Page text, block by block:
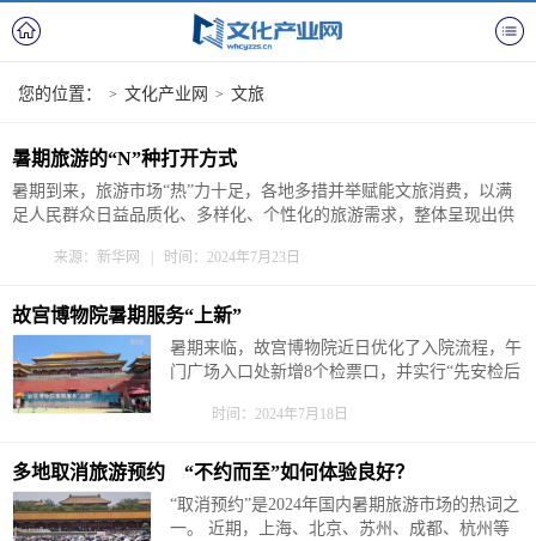
您的位置： > 文化产业网 > 文旅
暑期旅游的“N”种打开方式
暑期到来，旅游市场“热”力十足，各地多措并举赋能文旅消费，以满
足人民群众日益品质化、多样化、个性化的旅游需求，整体呈现出供
哪些新特点、新趋势、新机遇正在涌现？四个字带你解锁暑期旅游的
来源：新华网 | 时间：2024年7月23日
故宫博物院暑期服务“上新”
暑期来临，故宫博物院近日优化了入院流程，午
门广场入口处新增8个检票口，并实行“先安检后
协和门以东两个观众排队集中的区域增设临时厕
提供相应帮助；结合院内日照特点，将长时间暴
晒的路椅调整位置，为观众提供阴凉的休...
时间：2024年7月18日
多地取消旅游预约 “不约而至”如何体验良好？
“取消预约”是2024年国内暑期旅游市场的热词之
一。 近期，上海、北京、苏州、成都、杭州等